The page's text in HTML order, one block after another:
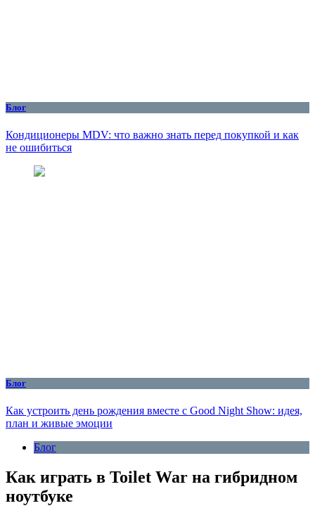
Блог
Кондиционеры MDV: что важно знать перед покупкой и как
не ошибиться
Блог
Как устроить день рождения вместе с Good Night Show: идея,
план и живые эмоции
Блог
Как играть в Toilet War на гибридном
ноутбуке